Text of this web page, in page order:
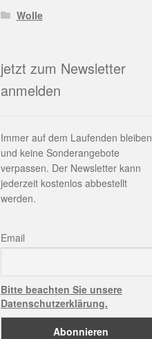
Wolle
jetzt zum Newsletter
anmelden
Immer auf dem Laufenden bleiben
und keine Sonderangebote
verpassen. Der Newsletter kann
jederzeit kostenlos abbestellt
werden.
Email
Bitte beachten Sie unsere
Datenschutzerklärung.